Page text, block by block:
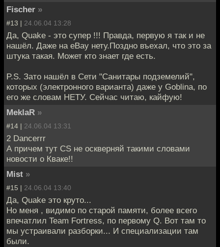
Fischer »
#13 | 24.06.04 13:28
Да, Quake - это супер !!! Правда, первую я так и не
нашёл. Даже на eBay нету.Поздно въехал, что это за
штука такая. Может кто знает где есть.
P.S. Зато нашёл в Сети "Санитары подземелий",
которых (электронного варианта) даже у Goblina, по
его же словам НЕТУ. Сейчас читаю, кайфую!
MeklaR »
#14 | 24.06.04 13:31
2 Dancerrr
А причем тут CS не оскверняй такими словами
новости о Кваке!!
Mist »
#15 | 24.06.04 13:40
Да, Quake это круто...
Но меня , видимо по старой памяти, более всего
впечатлил Team Fortress, по первому Q. Вот там то
мы устраивали разборки... И специализации там
были.